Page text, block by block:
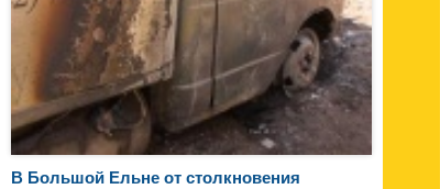
В Большой Ельне от столкновения